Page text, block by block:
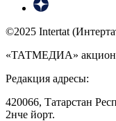
©2025 Intertat
«ТАТМЕДИА»
Редакция адресы:
420066, Татарстан
2нче йорт.